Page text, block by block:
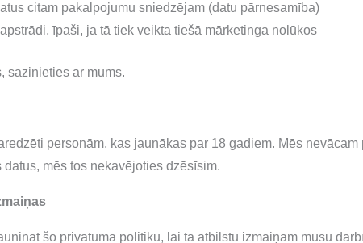
citam pakalpojumu sniedzējam (datu pārnesamība)
īpaši, ja tā tiek veikta tiešā mārketinga nolūkos
sazinieties ar mums.
personām, kas jaunākas par 18 gadiem. Mēs
mēs tos nekavējoties dzēsīsim.
šo privātuma politiku, lai tā atbilstu izmaiņām mūsu